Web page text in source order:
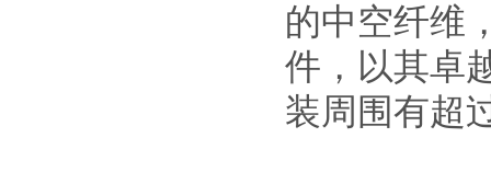
的中空纤维
件，以其卓
装周围有超